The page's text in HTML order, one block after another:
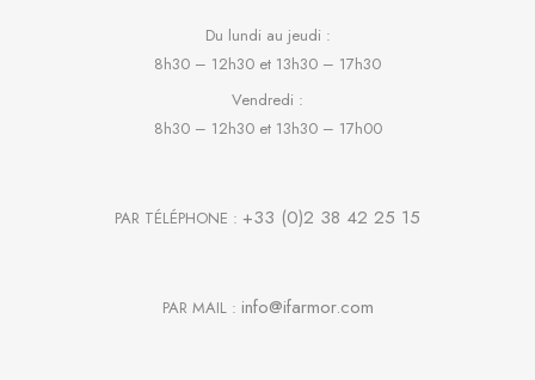
Du lundi au jeudi :
8h30 – 12h30 et 13h30 – 17h30
Vendredi :
8h30 – 12h30 et 13h30 – 17h00
PAR TÉLÉPHONE : +33 (0)2 38 42 25 15
PAR MAIL : info@ifarmor.com